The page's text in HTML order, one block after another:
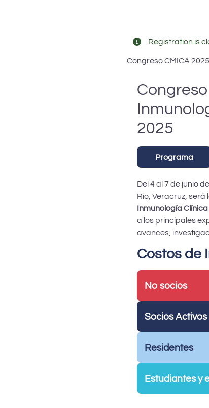
Registration is
Congreso CMICA 2025
2025
Programa
Del 4 al 7 de junio
Río, Veracruz, será
Inmunología
a los principales
avances,
Costos de
No socios
Socios Activos
Residentes
Estudiantes y